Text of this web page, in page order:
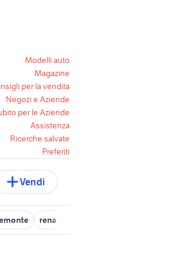
Modelli auto
Magazine
per la vendita
Negozi e Aziende
per le Aziende
Assistenza
Ricerche salvate
Preferiti
Vendi
renault 5 gt turbo motore